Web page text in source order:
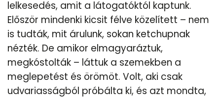
lelkesedés, amit a látogatóktól kaptunk.
Először mindenki kicsit félve közelített – nem
is tudták, mit árulunk, sokan ketchupnak
nézték. De amikor elmagyaráztuk,
megkóstolták – láttuk a szemekben a
meglepetést és örömöt. Volt, aki csak
udvariasságból próbálta ki, és azt mondta,